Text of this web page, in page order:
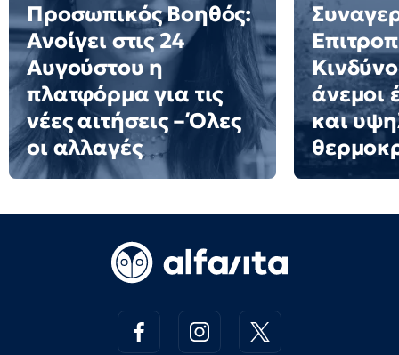
Προσωπικός Βοηθός:
Ανοίγει στις 24
Αυγούστου η
πλατφόρμα για τις
νέες αιτήσεις – Όλες
οι αλλαγές
άνεμοι
και